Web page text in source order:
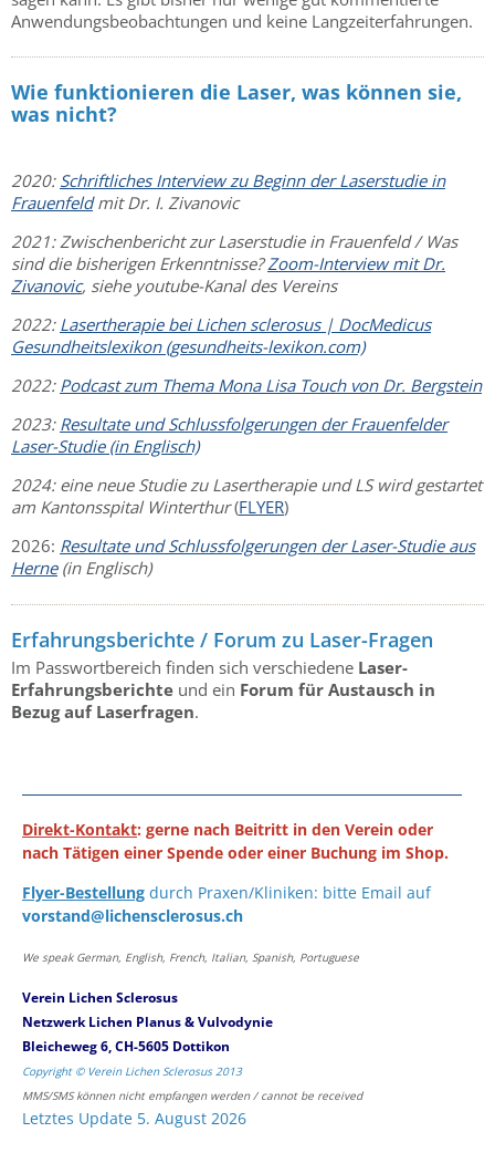
Anwendungsbeobachtungen und keine Langzeiterfahrungen.
Wie funktionieren die Laser, was können sie,
was nicht?
2020: Schriftliches Interview zu Beginn der Laserstudie in
Frauenfeldmit Dr. I. Zivanovic
2021: Zwischenbericht zur Laserstudie in Frauenfeld / Was
sind die bisherigen Erkenntnisse?Zoom-Interview mit Dr.
Zivanovic, siehe youtube-Kanal des Vereins
2022: Lasertherapie bei Lichen sclerosus | DocMedicus
Gesundheitslexikon (gesundheits-lexikon.com)
2022: Podcast zum Thema Mona Lisa Touch von Dr. Bergstein
2023: Resultate und Schlussfolgerungen der Frauenfelder
Laser-Studie (in Englisch)
2024: eine neue Studie zu Lasertherapie und LS wird gestartet
am Kantonsspital Winterthur(FLYER)
2026: Resultate und Schlussfolgerungen der Laser-Studie aus
Herne (in Englisch)
Erfahrungsberichte / Forum zu Laser-Fragen
Im Passwortbereich finden sich verschiedene Laser-
Erfahrungsberichte und ein Forum für Austausch in
Bezug auf Laserfragen.
Direkt-Kontakt: gerne nach Beitritt in den Verein oder
nach Tätigen einer Spende oder einer Buchung im Shop.
Flyer-Bestellung durch Praxen/Kliniken: bitte Email auf
vorstand@lichensclerosus.ch
We speak German, English, French, Italian, Spanish, Portuguese
Verein Lichen Sclerosus
Netzwerk Lichen Planus & Vulvodynie
Bleicheweg 6, CH-5605 Dottikon
Copyright © Verein Lichen Sclerosus 2013
MMS/SMS können nicht empfangen werden / cannot be received
Letztes Update 5. August 2026